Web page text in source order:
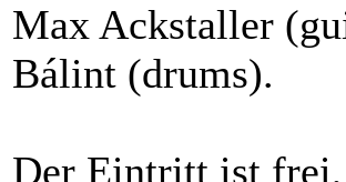
Max Ackstaller
Bálint (drums).
Der Eintritt ist frei,